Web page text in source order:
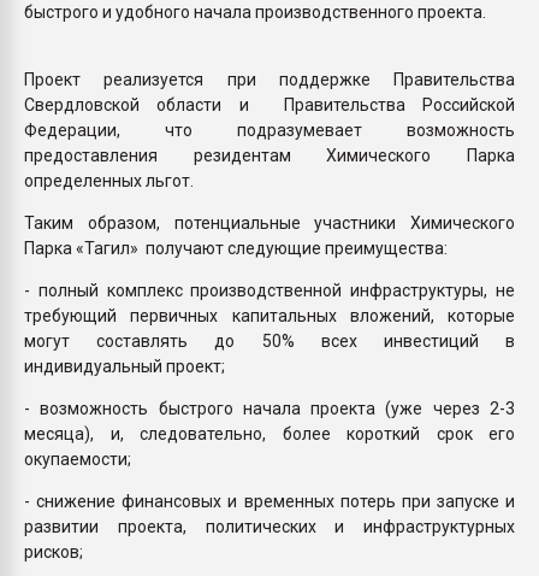
быстрого и удобного начала производственного проекта.
Проект реализуется при поддержке Правительства
Свердловской области и Правительства Российской
Федерации, что подразумевает возможность
предоставления резидентам Химического Парка
определенных льгот.
Таким образом, потенциальные участники Химического
Парка «Тагил» получают следующие преимущества:
- полный комплекс производственной инфраструктуры, не
требующий первичных капитальных вложений, которые
могут составлять до 50% всех инвестиций в
индивидуальный проект;
- возможность быстрого начала проекта (уже через 2-3
месяца), и, следовательно, более короткий срок его
окупаемости;
- снижение финансовых и временных потерь при запуске и
развитии проекта, политических и инфраструктурных
рисков;